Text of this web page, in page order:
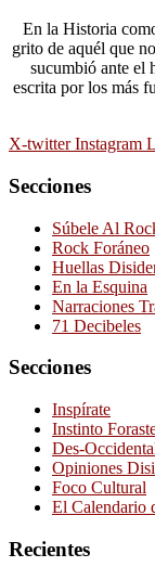
En la Historia
grito de aquél que
sucumbió ante el
escrita por los más
X-twitter Instagram
Secciones
Súbele Al
Rock Foráneo
Huellas
En la Esquina
Narraciones
71 Decibeles
Secciones
Inspírate
Instinto
Des-
Opiniones
Foco Cultural
El Calendario
Recientes